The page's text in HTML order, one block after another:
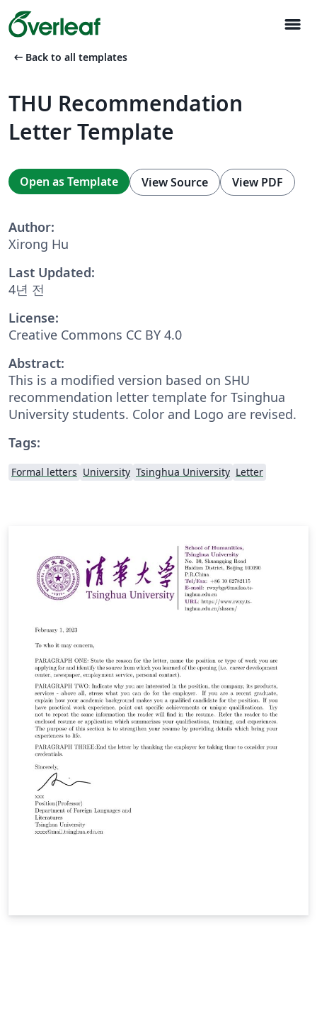
menu
arrow_left_alt Back to all templates
THU Recommendation
Letter Template
Open as Template View Source View PDF
Author:
Xirong Hu
Last Updated:
4년 전
License:
Creative Commons CC BY 4.0
Abstract:
This is a modified version based on SHU
recommendation letter template for Tsinghua
University students. Color and Logo are revised.
Tags:
Formal letters University Tsinghua University Letter